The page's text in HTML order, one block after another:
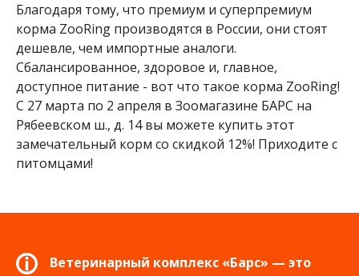
Благодаря тому, что премиум и суперпремиум
корма ZooRing производятся в России, они стоят
дешевле, чем импортные аналоги.
Сбалансированное, здоровое и, главное,
доступное питание - вот что такое корма ZooRing!
С 27 марта по 2 апреля в Зоомагазине БАРС на
Рябеевском ш., д. 14 вы можете купить этот
замечательный корм со скидкой 12%! Приходите с
питомцами!
Ветеринарный комплекс «Барс» — это